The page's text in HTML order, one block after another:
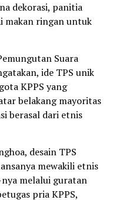
dekorasi, panitia
makan ringan untuk
Suara
ide TPS unik
KPPS yang
belakang mayoritas
berasal dari etnis
desain TPS
mewakili etnis
melalui guratan
pria KPPS,